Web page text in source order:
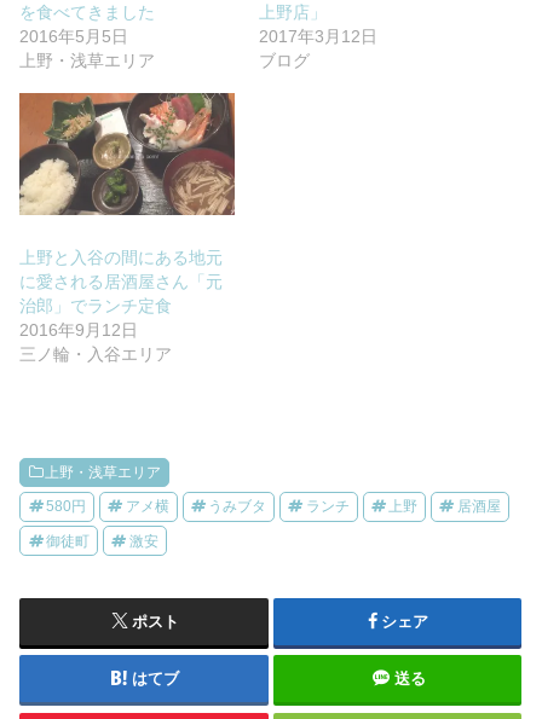
を食べてきました
2016年5月5日
上野・浅草エリア
上野店」
2017年3月12日
ブログ
上野と入谷の間にある地元
に愛される居酒屋さん「元
治郎」でランチ定食
2016年9月12日
三ノ輪・入谷エリア
上野・浅草エリア
580円 アメ横 うみブタ ランチ 上野 居酒屋
御徒町 激安
ポスト シェア
はてブ 送る